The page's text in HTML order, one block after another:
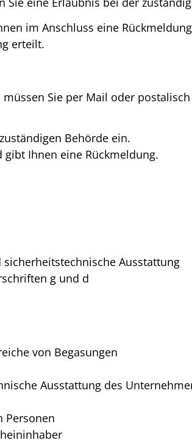
im Anschluss eine
erteilt.
Sie per Mail oder
Behörde ein.
Ihnen eine Rückmeldung.
Ausstattung
g und d
von Begasungen
Ausstattung des
Personen